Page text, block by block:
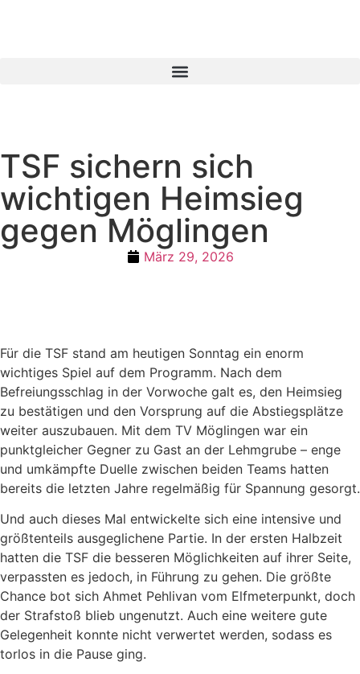
TSF sichern sich
wichtigen Heimsieg
gegen Möglingen
März 29, 2026
Für die TSF stand am heutigen Sonntag ein enorm
wichtiges Spiel auf dem Programm. Nach dem
Befreiungsschlag in der Vorwoche galt es, den Heimsieg
zu bestätigen und den Vorsprung auf die Abstiegsplätze
weiter auszubauen. Mit dem TV Möglingen war ein
punktgleicher Gegner zu Gast an der Lehmgrube – enge
und umkämpfte Duelle zwischen beiden Teams hatten
bereits die letzten Jahre regelmäßig für Spannung gesorgt.
Und auch dieses Mal entwickelte sich eine intensive und
größtenteils ausgeglichene Partie. In der ersten Halbzeit
hatten die TSF die besseren Möglichkeiten auf ihrer Seite,
verpassten es jedoch, in Führung zu gehen. Die größte
Chance bot sich Ahmet Pehlivan vom Elfmeterpunkt, doch
der Strafstoß blieb ungenutzt. Auch eine weitere gute
Gelegenheit konnte nicht verwertet werden, sodass es
torlos in die Pause ging.